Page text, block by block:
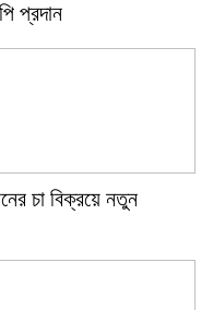
প্রদান
চা বিক্রয়ে নতুন